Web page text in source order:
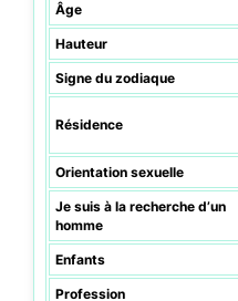
Âge
Hauteur
Signe du zodiaque
Résidence
Orientation sexuelle
Je suis à la recherche d’un
homme
Enfants
Profession